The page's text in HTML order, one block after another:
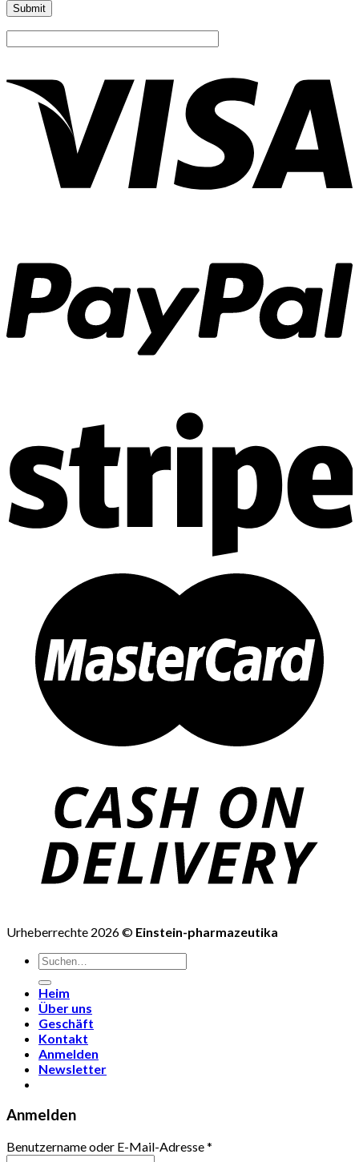
Urheberrechte 2026 © Einstein-pharmazeutika
Suchen
nach:
Heim
Über uns
Geschäft
Kontakt
Anmelden
Newsletter
Anmelden
Benutzername oder E-Mail-Adresse*